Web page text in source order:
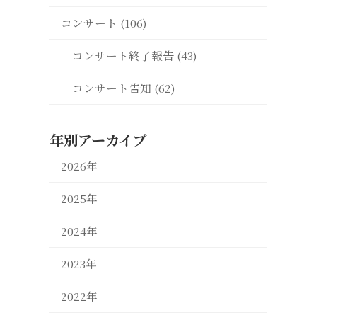
コンサート (106)
コンサート終了報告 (43)
コンサート告知 (62)
年別アーカイブ
2026年
2025年
2024年
2023年
2022年